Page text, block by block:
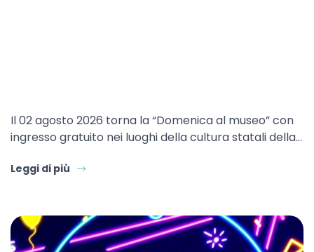
Il 02 agosto 2026 torna la “Domenica al museo” con
ingresso gratuito nei luoghi della cultura statali della…
Leggi di più